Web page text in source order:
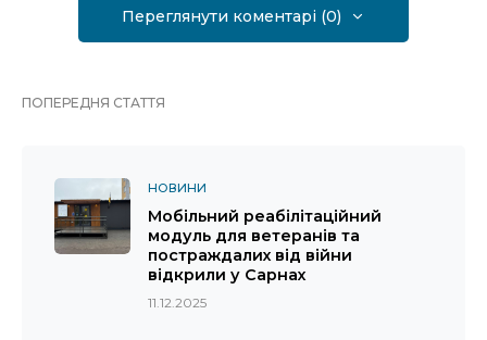
Переглянути коментарі (0)
ПОПЕРЕДНЯ СТАТТЯ
НОВИНИ
Мобільний реабілітаційний
модуль для ветеранів та
постраждалих від війни
відкрили у Сарнах
11.12.2025